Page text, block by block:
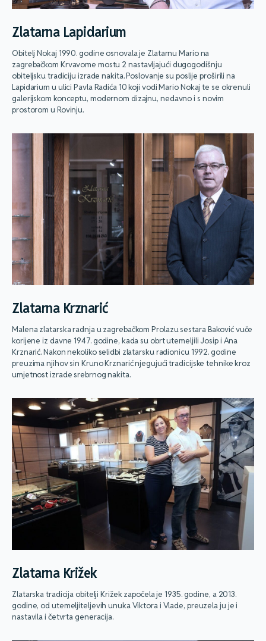
Zlatarna Lapidarium
Obitelj Nokaj 1990. godine osnovala je Zlatarnu Mario na
zagrebačkom Krvavome mostu 2 nastavljajući dugogodišnju
obiteljsku tradiciju izrade nakita. Poslovanje su poslije proširili na
Lapidarium u ulici Pavla Radića 10 koji vodi Mario Nokaj te se okrenuli
galerijskom konceptu, modernom dizajnu, nedavno i s novim
prostorom u Rovinju.
Zlatarna Krznarić
Malena zlatarska radnja u zagrebačkom Prolazu sestara Baković vuče
korijene iz davne 1947. godine, kada su obrt utemeljili Josip i Ana
Krznarić. Nakon nekoliko selidbi zlatarsku radionicu 1992. godine
preuzima njihov sin Kruno Krznarić njegujući tradicijske tehnike kroz
umjetnost izrade srebrnog nakita.
Zlatarna Križek
Zlatarska tradicija obitelji Križek započela je 1935. godine, a 2013.
godine, od utemeljiteljevih unuka Viktora i Vlade, preuzela ju je i
nastavila i četvrta generacija.